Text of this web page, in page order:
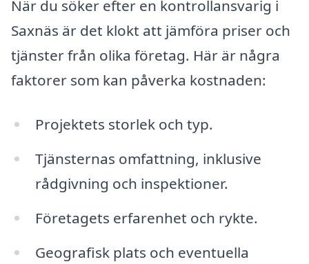
När du söker efter en kontrollansvarig i
Saxnäs är det klokt att jämföra priser och
tjänster från olika företag. Här är några
faktorer som kan påverka kostnaden:
Projektets storlek och typ.
Tjänsternas omfattning, inklusive
rådgivning och inspektioner.
Företagets erfarenhet och rykte.
Geografisk plats och eventuella